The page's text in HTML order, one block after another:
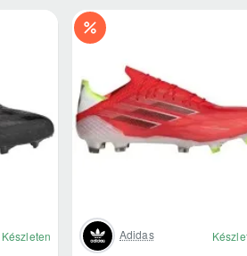
Készleten Adidas